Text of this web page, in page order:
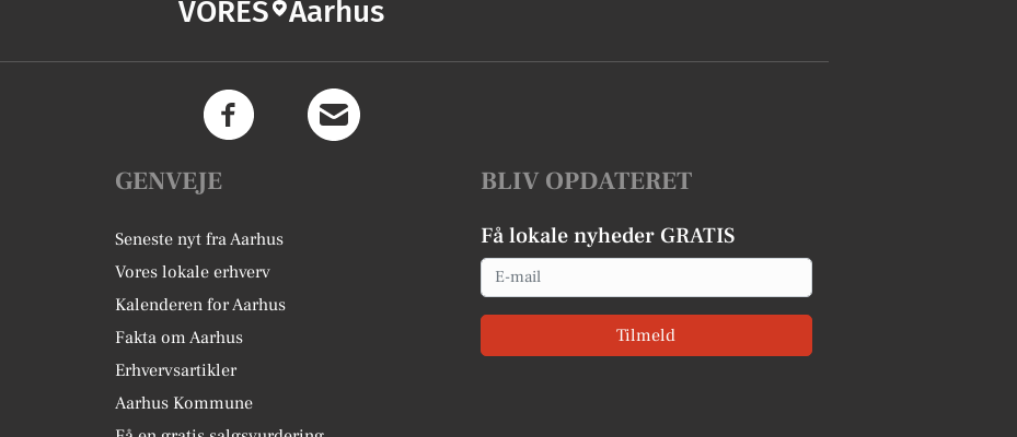
VORES Aarhus
GENVEJE
Seneste nyt fra Aarhus
Vores lokale erhverv
Kalenderen for Aarhus
Fakta om Aarhus
Erhvervsartikler
Aarhus Kommune
BLIV OPDATERET
Få lokale nyheder GRATIS
Email
Tilmeld